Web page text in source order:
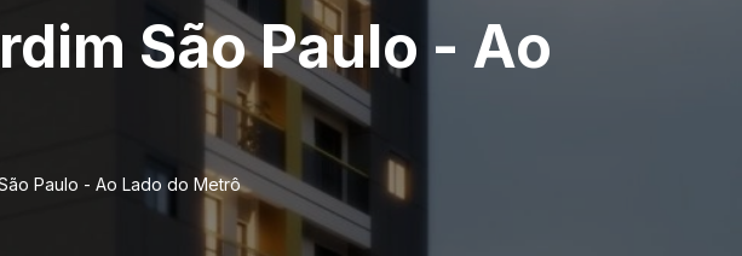
São Paulo - Ao
Paulo - Ao Lado do Metrô